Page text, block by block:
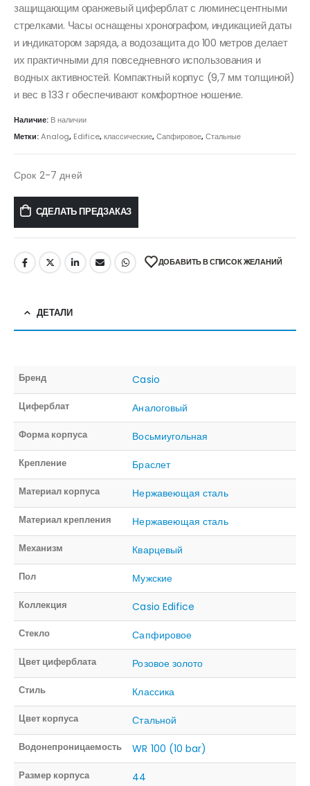
защищающим оранжевый циферблат с люминесцентными
стрелками. Часы оснащены хронографом, индикацией даты
и индикатором заряда, а водозащита до 100 метров делает
их практичными для повседневного использования и
водных активностей. Компактный корпус (9,7 мм толщиной)
и вес в 133 г обеспечивают комфортное ношение.
Наличие: В наличии
Метки:Analog, Edifice,классические,Сапфировое,Стальные
Срок 2-7 дней
СДЕЛАТЬ ПРЕДЗАКАЗ
ДОБАВИТЬ В СПИСОК ЖЕЛАНИЙ
ДЕТАЛИ
Бренд Casio
Циферблат Аналоговый
Форма корпуса Восьмиугольная
Крепление Браслет
Материал корпуса Нержавеющая сталь
Материал крепления Нержавеющая сталь
Механизм Кварцевый
Пол Мужские
Коллекция Casio Edifice
Стекло Сапфировое
Цвет циферблата Розовое золото
Стиль Классика
Цвет корпуса Стальной
Водонепроницаемость WR 100 (10 bar)
Размер корпуса 44